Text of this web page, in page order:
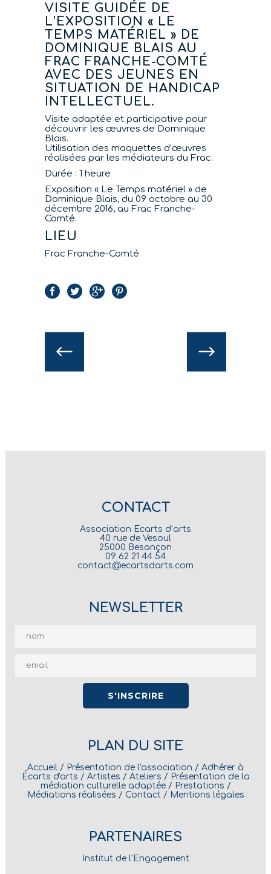
VISITE GUIDÉE DE
L’EXPOSITION « LE
TEMPS MATÉRIEL » DE
DOMINIQUE BLAIS AU
FRAC FRANCHE-COMTÉ
AVEC DES JEUNES EN
SITUATION DE HANDICAP
INTELLECTUEL.
Visite adaptée et participative pour
découvrir les œuvres de Dominique
Blais.
Utilisation des maquettes d’œuvres
réalisées par les médiateurs du Frac.
Durée : 1 heure
Exposition « Le Temps matériel » de
Dominique Blais, du 09 octobre au 30
décembre 2016, au Frac Franche-
Comté.
LIEU
Frac Franche-Comté
CONTACT
Association Ecarts d’arts
40 rue de Vesoul
25000 Besançon
09 62 21 44 54
contact@ecartsdarts.com
NEWSLETTER
PLAN DU SITE
Accueil / Présentation de l'association / Adhérer à
Écarts d'arts / Artistes / Ateliers / Présentation de la
médiation culturelle adaptée/ Prestations /
Médiations réalisées / Contact/ Mentions légales
PARTENAIRES
Institut de l'Engagement